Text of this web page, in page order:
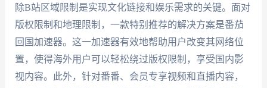
除B站区域限制是实现文化链接和娱乐需求的关键。面对
版权限制和地理限制，一款特别推荐的解决方案是番茄
回国加速器。这一加速器有效地帮助用户改变其网络位
置，使得海外用户可以轻松绕过版权限制，享受国内影
视内容。此外，针对番番、会员专享视频和直播内容，